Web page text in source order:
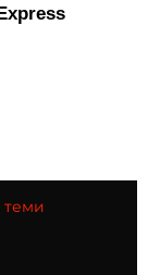
теми